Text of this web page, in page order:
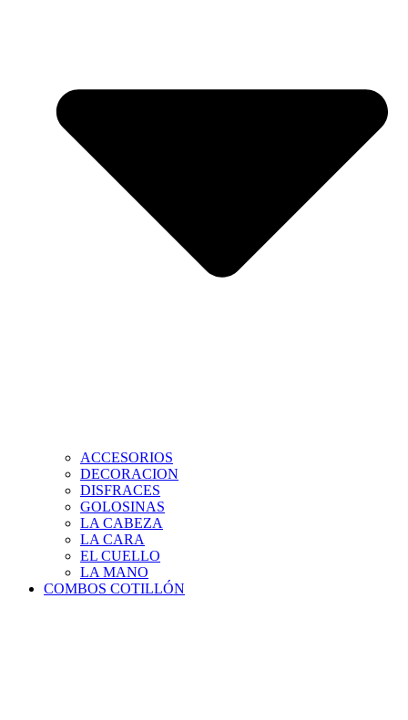
ACCESORIOS
DECORACION
DISFRACES
GOLOSINAS
LA CABEZA
LA CARA
EL CUELLO
LA MANO
COMBOS COTILLÓN